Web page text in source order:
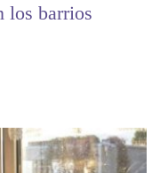
los barrios